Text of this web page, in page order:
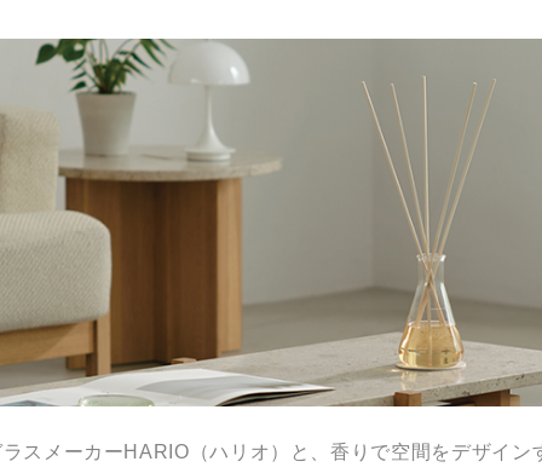
スメーカーHARIO（ハリオ）と、香りで空間をデザイン